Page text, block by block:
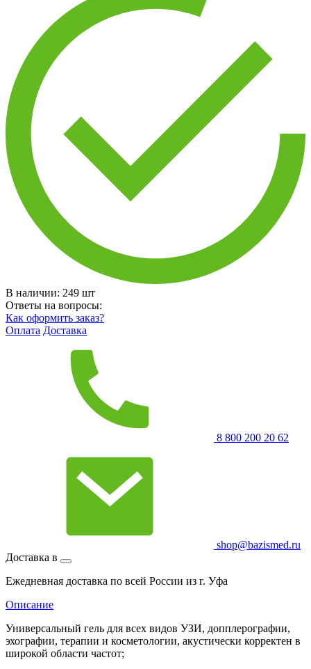
В наличии: 249 шт
Ответы на вопросы:
Как оформить заказ?
Оплата Доставка
8 800 200 20 62
shop@bazismed.ru
Доставка в
Ежедневная доставка по всей России из г. Уфа
Описание
Универсальный гель для всех видов УЗИ, допплерографии,
эхографии, терапии и косметологии, акустически корректен в
широкой области частот;